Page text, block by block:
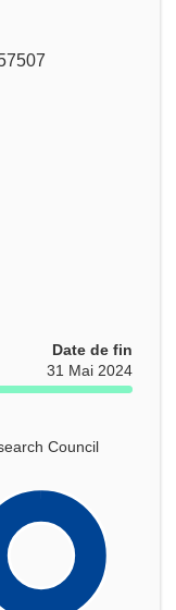
Date de fin
31 Mai 2024
Council